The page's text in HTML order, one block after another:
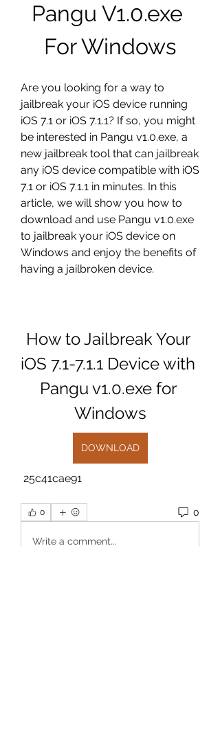
Pangu V1.0.exe
For Windows
Are you looking for a way to
jailbreak your iOS device running
iOS 7.1 or iOS 7.1.1? If so, you might
be interested in Pangu v1.0.exe, a
new jailbreak tool that can jailbreak
any iOS device compatible with iOS
7.1 or iOS 7.1.1 in minutes. In this
article, we will show you how to
download and use Pangu v1.0.exe
to jailbreak your iOS device on
Windows and enjoy the benefits of
having a jailbroken device.
How to Jailbreak Your
iOS 7.1-7.1.1 Device with
Pangu v1.0.exe for
Windows
DOWNLOAD
25c41cae91
0 0
Write a comment...